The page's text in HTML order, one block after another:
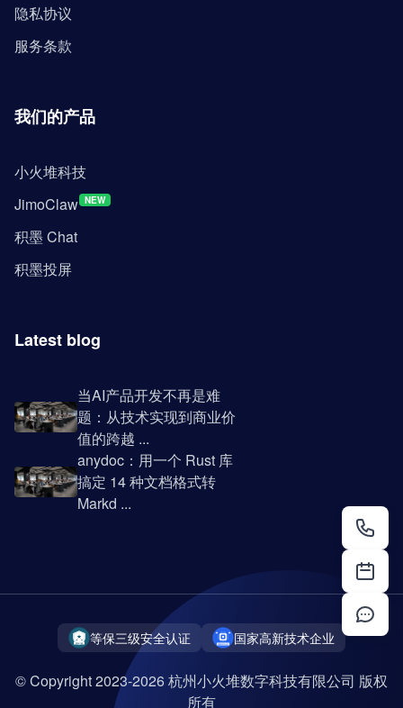
隐私协议
服务条款
我们的产品
小火堆科技
JimoClaw NEW
积墨 Chat
积墨投屏
Latest blog
当AI产品开发不再是难
题：从技术实现到商业价
值的跨越 ...
anydoc：用一个 Rust 库
搞定 14 种文档格式转
Markd ...
等保三级安全认证 国家高新技术企业
© Copyright 2023-2026 杭州小火堆数字科技有限公司 版权
所有